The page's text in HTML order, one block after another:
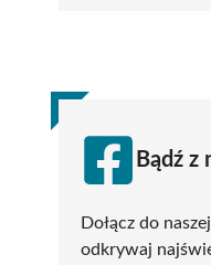
Bądź z
Dołącz do
odkrywaj